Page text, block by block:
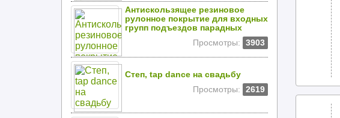
Антискользящее резиновое
рулонное покрытие для входных
групп подъездов парадных
Просмотры:
3903
Степ, tap dance на свадьбу
Просмотры:
2619